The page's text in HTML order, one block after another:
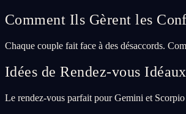
Comment Ils Gèrent les
Chaque couple fait face à des désaccords.
Idées de Rendez-vous Idéaux
Le rendez-vous parfait pour Gemini et